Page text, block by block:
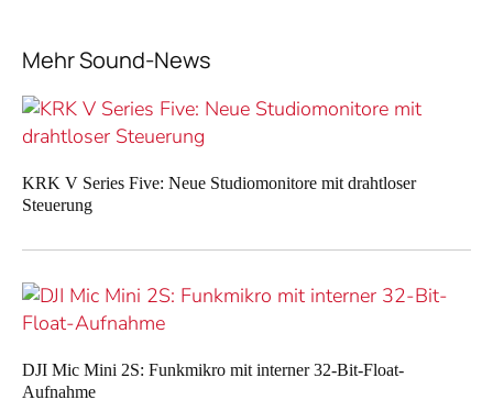
Mehr Sound-News
KRK V Series Five: Neue Studiomonitore mit drahtloser
Steuerung
DJI Mic Mini 2S: Funkmikro mit interner 32-Bit-Float-
Aufnahme